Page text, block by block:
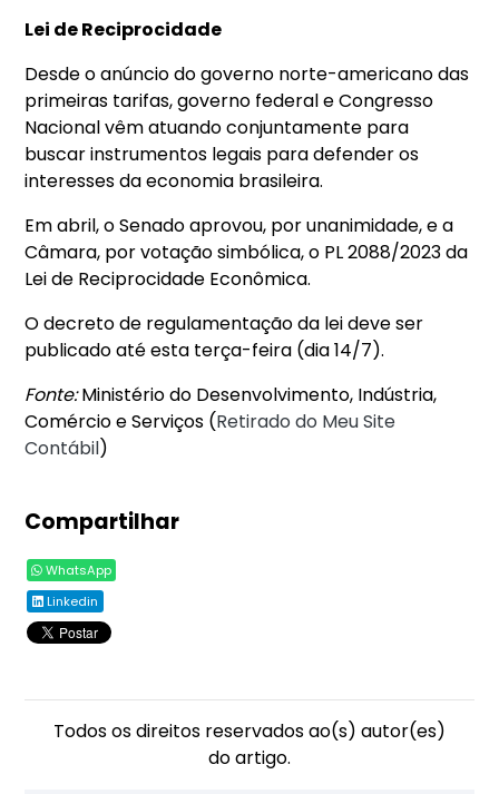
Lei de Reciprocidade
Desde o anúncio do governo norte-americano das
primeiras tarifas, governo federal e Congresso
Nacional vêm atuando conjuntamente para
buscar instrumentos legais para defender os
interesses da economia brasileira.
Em abril, o Senado aprovou, por unanimidade, e a
Câmara, por votação simbólica, o PL 2088/2023 da
Lei de Reciprocidade Econômica.
O decreto de regulamentação da lei deve ser
publicado até esta terça-feira (dia 14/7).
Fonte:Ministério do Desenvolvimento, Indústria,
Comércio e Serviços (Retirado do Meu Site
Contábil)
Compartilhar
WhatsApp
Linkedin
Todos os direitos reservados ao(s) autor(es)
do artigo.